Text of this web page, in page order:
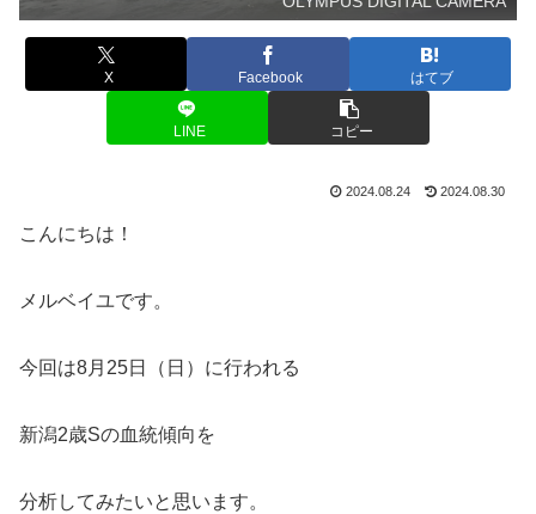
X Facebook はてブ
LINE コピー
2024.08.24 2024.08.30
こんにちは！
メルベイユです。
今回は8月25日（日）に行われる
新潟2歳Sの血統傾向を
分析してみたいと思います。